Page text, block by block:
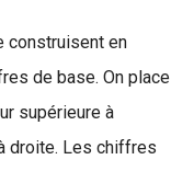
construisent en
de base. On place
supérieure à
droite. Les chiffres